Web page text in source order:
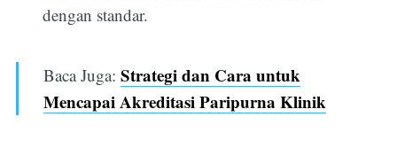
dengan standar.
Baca Juga:Strategi dan Cara untuk
Mencapai Akreditasi Paripurna Klinik